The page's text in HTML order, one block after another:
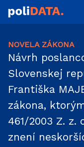
NOVELA ZÁKONA
Návrh
Slovenskej
Františka
zákona,
461/2003 Z.
znení